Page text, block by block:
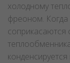
холодному
фреоном.
соприкасаются